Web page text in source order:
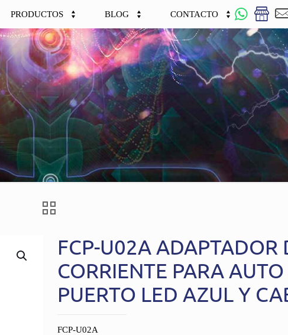
PRODUCTOS BLOG CONTACTO
FCP-U02A ADAPTADOR
CORRIENTE PARA
PUERTO LED AZUL Y
FCP-U02A